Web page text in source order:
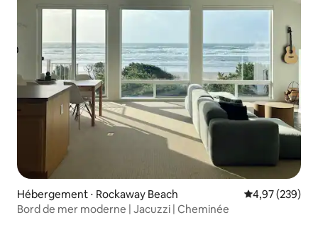
Hébergement ⋅ Rockaway Beach Évaluation
4,97 (239)
Bord de mer moderne | Jacuzzi | Cheminée